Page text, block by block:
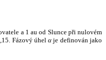
a 1 au od Slunce při nulovém
Fázový úhelα je definován jako